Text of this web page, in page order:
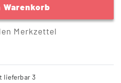
Warenkorb
Merkzettel
lieferbar 3